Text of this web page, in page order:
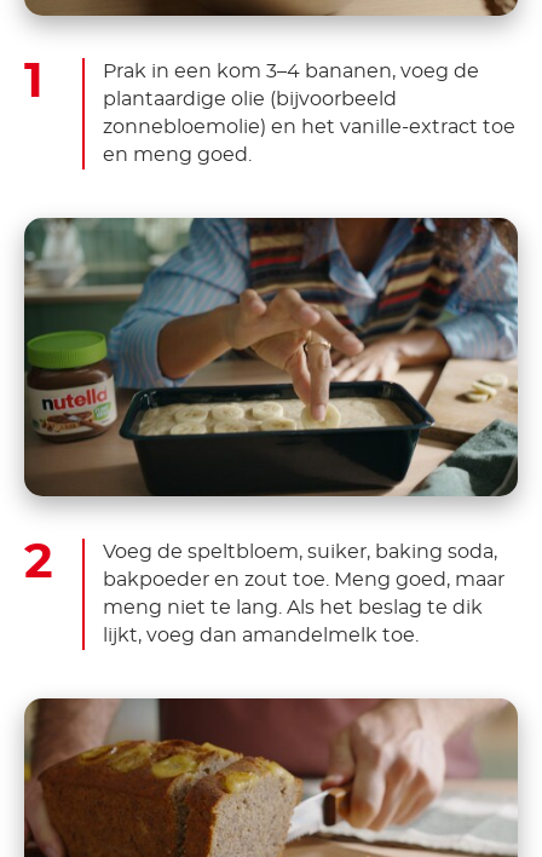
Prak in een kom 3–4 bananen, voeg de
plantaardige olie (bijvoorbeeld
zonnebloemolie) en het vanille-extract toe
en meng goed.
Voeg de speltbloem, suiker, baking soda,
bakpoeder en zout toe. Meng goed, maar
meng niet te lang. Als het beslag te dik
lijkt, voeg dan amandelmelk toe.